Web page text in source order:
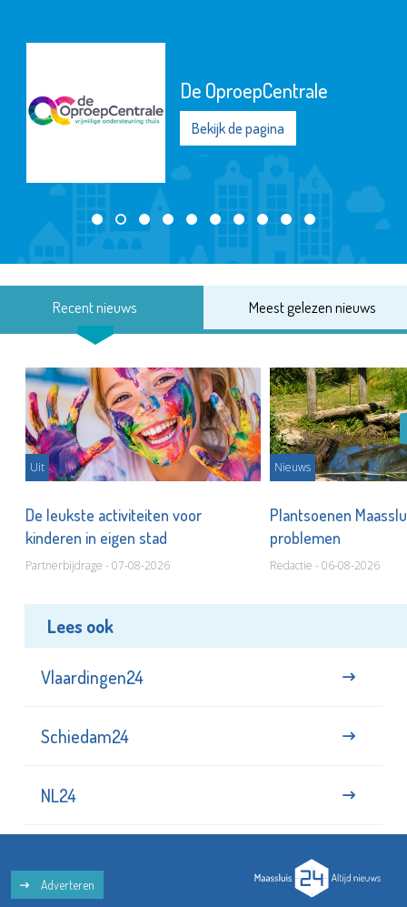
De OproepCentrale
Bekijk de pagina
Recent nieuws Meest gelezen nieuws
Uit
De leukste activiteiten voor
kinderen in eigen stad
Partnerbijdrage - 07-08-2026
Nieuws
Plantsoenen
problemen
Redactie - 06-08-2026
Lees ook
Vlaardingen24
Schiedam24
NL24
Adverteren